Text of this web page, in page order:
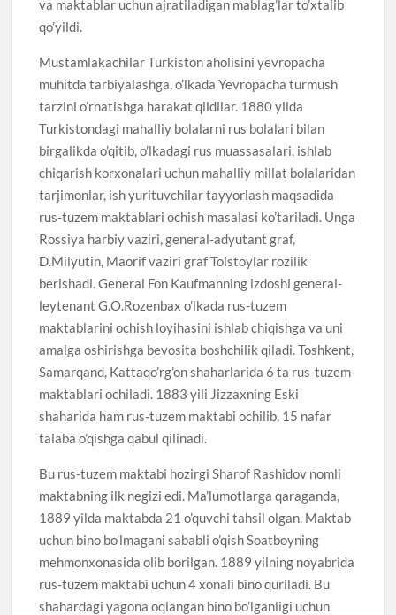
va maktablar uchun ajratiladigan mablag’lar to’xtalib
qo’yildi.
Mustamlakachilar Turkiston aholisini yevropacha
muhitda tarbiyalashga, o’lkada Yevropacha turmush
tarzini o’rnatishga harakat qildilar. 1880 yilda
Turkistondagi mahalliy bolalarni rus bolalari bilan
birgalikda o’qitib, o’lkadagi rus muassasalari, ishlab
chiqarish korxonalari uchun mahalliy millat bolalaridan
tarjimonlar, ish yurituvchilar tayyorlash maqsadida
rus-tuzem maktablari ochish masalasi ko’tariladi. Unga
Rossiya harbiy vaziri, general-adyutant graf,
D.Milyutin, Maorif vaziri graf Tolstoylar rozilik
berishadi. General Fon Kaufmanning izdoshi general-
leytenant G.O.Rozenbax o’lkada rus-tuzem
maktablarini ochish loyihasini ishlab chiqishga va uni
amalga oshirishga bevosita boshchilik qiladi. Toshkent,
Samarqand, Kattaqo’rg’on shaharlarida 6 ta rus-tuzem
maktablari ochiladi. 1883 yili Jizzaxning Eski
shaharida ham rus-tuzem maktabi ochilib, 15 nafar
talaba o’qishga qabul qilinadi.
Bu rus-tuzem maktabi hozirgi Sharof Rashidov nomli
maktabning ilk negizi edi. Ma’lumotlarga qaraganda,
1889 yilda maktabda 21 o’quvchi tahsil olgan. Maktab
uchun bino bo’lmagani sababli o’qish Soatboyning
mehmonxonasida olib borilgan. 1889 yilning noyabrida
rus-tuzem maktabi uchun 4 xonali bino quriladi. Bu
shahardagi yagona oqlangan bino bo’lganligi uchun